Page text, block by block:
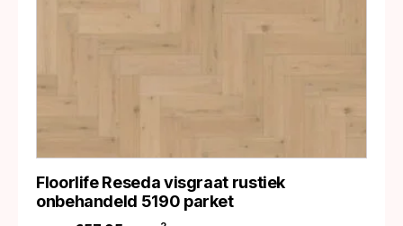
Floorlife Reseda visgraat rustiek
onbehandeld 5190 parket